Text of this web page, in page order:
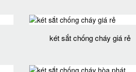
két sắt chống cháy giá rẻ